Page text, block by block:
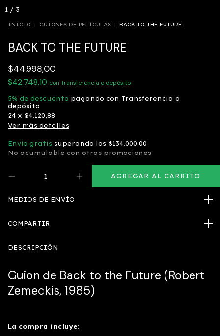
1 / 3
INICIO | GUIONES DE PELÍCULAS | BACK TO THE FUTURE
BACK TO THE FUTURE
$44.998,00
$42.748,10 con Transferencia o depósito
5% de descuento pagando con Transferencia o
depósito
24 x $4.120,88
Ver más detalles
Envío gratis superando los $134.000,00
No acumulable con otras promociones
MEDIOS DE ENVÍO
COMPARTIR
DESCRIPCIÓN
Guion de Back to the Future (Robert
Zemeckis, 1985)
La compra incluye: